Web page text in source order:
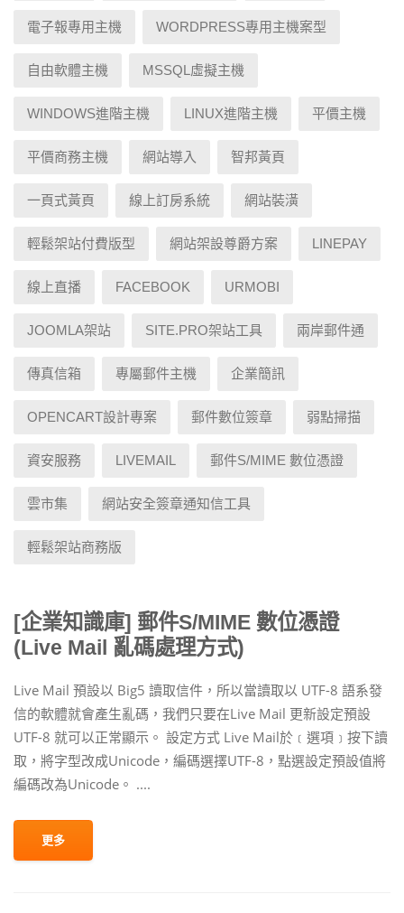
電子報專用主機 WORDPRESS專用主機案型
自由軟體主機 MSSQL虛擬主機
WINDOWS進階主機 LINUX進階主機 平價主機
平價商務主機 網站導入 智邦黃頁
一頁式黃頁 線上訂房系統 網站裝潢
輕鬆架站付費版型 網站架設尊爵方案 LINEPAY
線上直播 FACEBOOK URMOBI
JOOMLA架站 SITE.PRO架站工具 兩岸郵件通
傳真信箱 專屬郵件主機 企業簡訊
OPENCART設計專案 郵件數位簽章 弱點掃描
資安服務 LIVEMAIL 郵件S/MIME 數位憑證
雲市集 網站安全簽章通知信工具
輕鬆架站商務版
[企業知識庫] 郵件S/MIME 數位憑證
(Live Mail 亂碼處理方式)
Live Mail 預設以 Big5 讀取信件，所以當讀取以 UTF-8 語系發
信的軟體就會產生亂碼，我們只要在Live Mail 更新設定預設
UTF-8 就可以正常顯示。 設定方式 Live Mail於﹝選項﹞按下讀
取，將字型改成Unicode，編碼選擇UTF-8，點選設定預設值將
編碼改為Unicode。 ....
更多